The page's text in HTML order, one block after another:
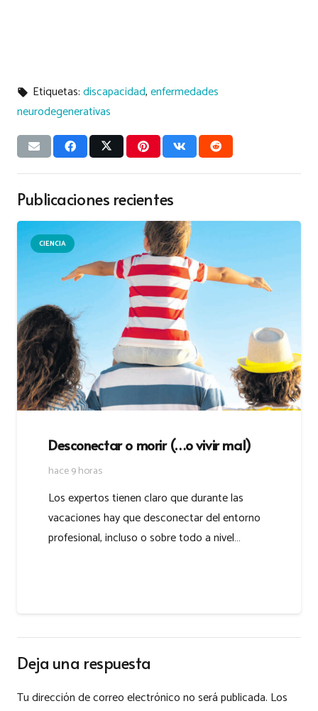
local_offer Etiquetas:discapacidad,enfermedades
neurodegenerativas
Publicaciones recientes
CIENCIA
Desconectar o morir (…o vivir mal)
hace 9 horas
Los expertos tienen claro que durante las
vacaciones hay que desconectar del entorno
profesional, incluso o sobre todo a nivel…
Deja una respuesta
Tu dirección de correo electrónico no será publicada. Los